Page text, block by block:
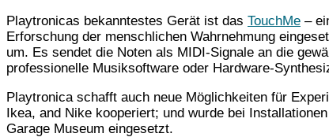
Playtronicas bekanntestes Gerät ist das TouchMe –
Erforschung der menschlichen Wahrnehmung
um. Es sendet die Noten als MIDI-Signale an die
professionelle Musiksoftware oder Hardware-
Playtronica schafft auch neue Möglichkeiten für
Ikea, and Nike kooperiert; und wurde bei
Garage Museum eingesetzt.